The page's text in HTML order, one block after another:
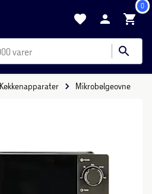
0
varer
Køkkenapparater Mikrobølgeovne